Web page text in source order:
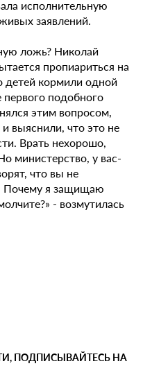
исполнительную
заявлений.
ложь? Николай
пропиариться на
детей кормили одной
подобного
этим вопросом,
выяснили, что это не
Врать нехорошо,
министерство, у вас-
что вы не
Почему я защищаю
- возмутилась
ПОДПИСЫВАЙТЕСЬ НА